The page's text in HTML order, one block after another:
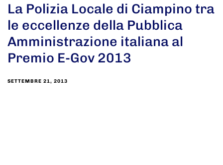
La Polizia Locale di Ciampino tra
le eccellenze della Pubblica
Amministrazione italiana al
Premio E-Gov 2013
SETTEMBRE 21, 2013